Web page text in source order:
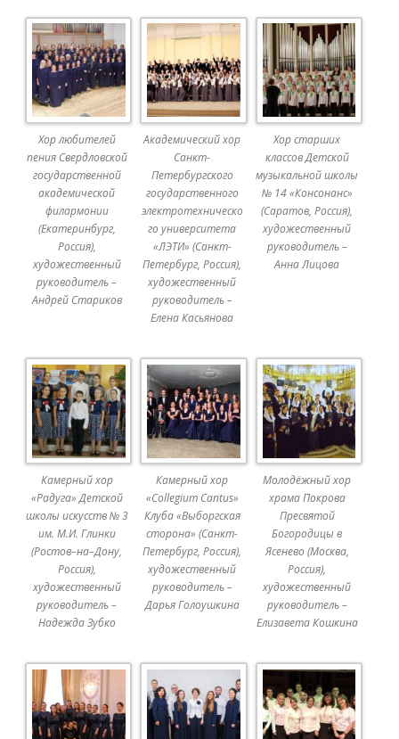
Хор любителей
пения Свердловской
государственной
академической
филармонии
(Екатеринбург,
Россия),
художественный
руководитель –
Андрей Стариков
Академический хор
Санкт-
Петербургского
государственного
электротехническо
го университета
«ЛЭТИ» (Санкт-
Петербург, Россия),
художественный
руководитель –
Елена Касьянова
Хор старших
классов Детской
музыкальной школы
№ 14 «Консонанс»
(Саратов, Россия),
художественный
руководитель –
Анна Лицова
Камерный хор
«Радуга» Детской
школы искусств № 3
им. М.И. Глинки
(Ростов–на–Дону,
Россия),
художественный
руководитель –
Надежда Зубко
Камерный хор
«Collegium Cantus»
Клуба «Выборгская
сторона» (Санкт-
Петербург, Россия),
художественный
руководитель –
Дарья Голоушкина
Молодёжный хор
храма Покрова
Пресвятой
Богородицы в
Ясенево (Москва,
Россия),
художественный
руководитель –
Елизавета Кошкина